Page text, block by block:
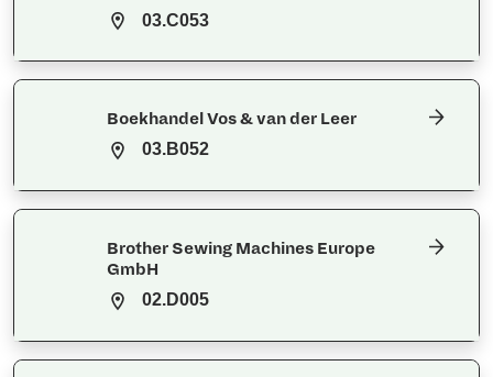
03.C053
Boekhandel Vos & van der Leer
03.B052
Brother Sewing Machines Europe
GmbH
02.D005